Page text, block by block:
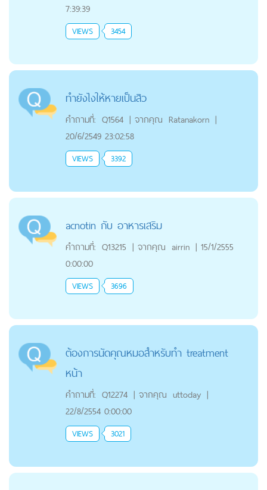
7:39:39
VIEWS 3454
ทำยังไงให้หายเป็นสิว
คำถามที่: Q1564 | จากคุณ Ratanakorn |
20/6/2549 23:02:58
VIEWS 3392
acnotin กับ อาหารเสริม
คำถามที่: Q13215 | จากคุณ airrin | 15/1/2555
0:00:00
VIEWS 3696
ต้องการนัดคุณหมอสำหรับทำ treatment
หน้า
คำถามที่: Q12274 | จากคุณ uttoday |
22/8/2554 0:00:00
VIEWS 3021